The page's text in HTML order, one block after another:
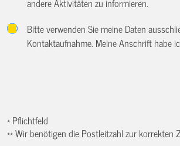
Bitte verwenden Sie meine Daten
Kontaktaufnahme. Meine Anschrift habe
* Pflichtfeld
** Wir benötigen die Postleitzahl zur korrekten